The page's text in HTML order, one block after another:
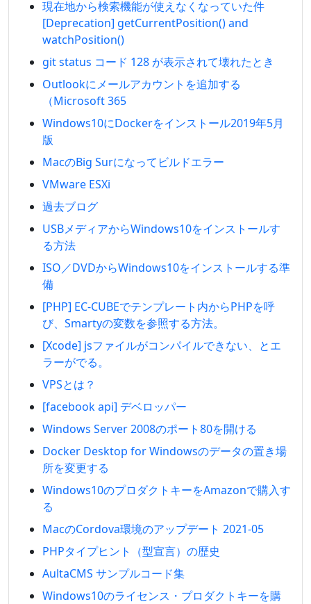
現在地から検索機能が使えなくなっていた件
[Deprecation] getCurrentPosition() and
watchPosition()
git status コード 128 が表示されて壊れたとき
Outlookにメールアカウントを追加する
（Microsoft 365
Windows10にDockerをインストール2019年5月
版
MacのBig Surになってビルドエラー
VMware ESXi
過去ブログ
USBメディアからWindows10をインストールす
る方法
ISO／DVDからWindows10をインストールする準
備
[PHP] EC-CUBEでテンプレート内からPHPを呼
び、Smartyの変数を参照する方法。
[Xcode] jsファイルがコンパイルできない、とエ
ラーがでる。
VPSとは？
[facebook api] デベロッパー
Windows Server 2008のポート80を開ける
Docker Desktop for Windowsのデータの置き場
所を変更する
Windows10のプロダクトキーをAmazonで購入す
る
MacのCordova環境のアップデート 2021-05
PHPタイプヒント（型宣言）の歴史
AultaCMS サンプルコード集
Windows10のライセンス・プロダクトキーを購